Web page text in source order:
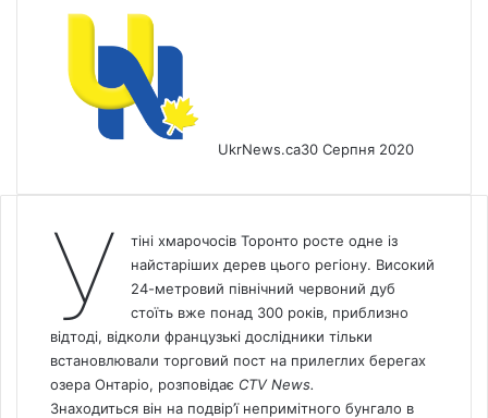
UkrNews.ca30 Серпня 2020
У
тіні хмарочосів Торонто росте одне із
найстаріших дерев цього регіону. Високий
24-метровий північний червоний дуб
стоїть вже понад 300 років, приблизно
відтоді, відколи французькі дослідники тільки
встановлювали торговий пост на прилеглих берегах
озера Онтаріо, розповідає СTV News.
Знаходиться він на подвір’ї непримітного бунгало в